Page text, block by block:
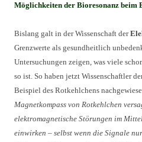
Möglichkeiten der Bioresonanz beim
Bislang galt in der Wissenschaft der
Grenzwerte als gesundheitlich
Untersuchungen zeigen, was viele
so ist. So haben jetzt Wissenschaftler
Beispiel des Rotkehlchens
Magnetkompass von Rotkehlchen
elektromagnetische Störungen im
einwirken – selbst wenn die Signale